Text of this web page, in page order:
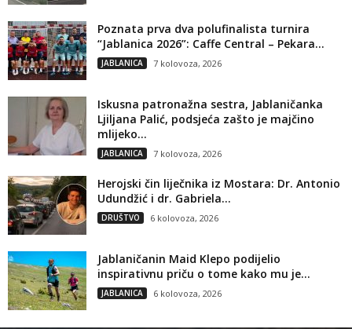
Poznata prva dva polufinalista turnira
“Jablanica 2026”: Caffe Central – Pekara...
JABLANICA 7 kolovoza, 2026
Iskusna patronažna sestra, Jablaničanka
Ljiljana Palić, podsjeća zašto je majčino
mlijeko...
JABLANICA 7 kolovoza, 2026
Herojski čin liječnika iz Mostara: Dr. Antonio
Udundžić i dr. Gabriela...
DRUŠTVO 6 kolovoza, 2026
Jablaničanin Maid Klepo podijelio
inspirativnu priču o tome kako mu je...
JABLANICA 6 kolovoza, 2026